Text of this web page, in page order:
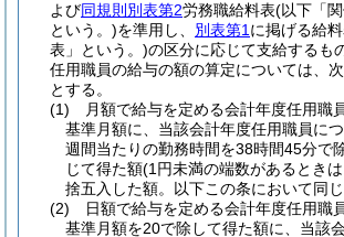
よび同規則別表第2労務職給料表(以下「関
という。)を準用し、 別表第1 に掲げる給
表」という。)の区分に応じて支給するも
任用職員の給与の額の算定については、
とする。
(1)
月額で給与を定める会計年度任用職
基準月額に、当該会計年度任用職員に
週間当たりの勤務時間を38時間45分で
じて得た額(1円未満の端数があるとき
捨五入した額。以下この条において同
(2)
日額で給与を定める会計年度任用職
基準月額を20で除して得た額に、当該